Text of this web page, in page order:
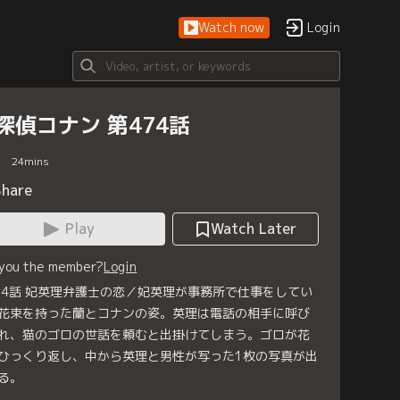
Watch now Login
偵コナン 第474話
24mins
Play
Watch Later
the member?Login
話 妃英理弁護士の恋／妃英理が事務所で仕事をしてい
束を持った蘭とコナンの姿。英理は電話の相手に呼び
、猫のゴロの世話を頼むと出掛けてしまう。ゴロが花
っくり返し、中から英理と男性が写った1枚の写真が出
。